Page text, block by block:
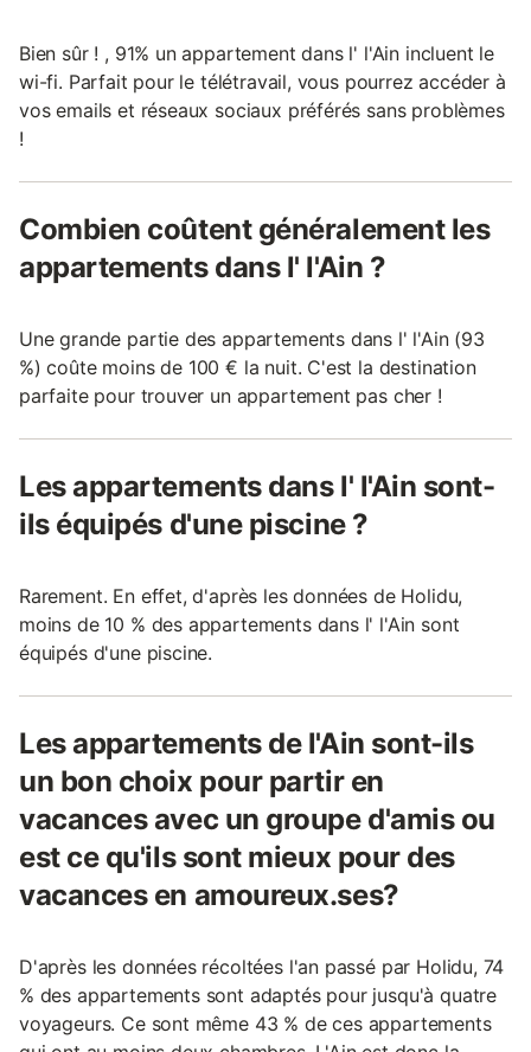
Bien sûr ! , 91% un appartement dans l' l'Ain incluent le
wi-fi. Parfait pour le télétravail, vous pourrez accéder à
vos emails et réseaux sociaux préférés sans problèmes
!
Combien coûtent généralement les
appartements dans l' l'Ain ?
Une grande partie des appartements dans l' l'Ain (93
%) coûte moins de 100 € la nuit. C'est la destination
parfaite pour trouver un appartement pas cher !
Les appartements dans l' l'Ain sont-
ils équipés d'une piscine ?
Rarement. En effet, d'après les données de Holidu,
moins de 10 % des appartements dans l' l'Ain sont
équipés d'une piscine.
Les appartements de l'Ain sont-ils
un bon choix pour partir en
vacances avec un groupe d'amis ou
est ce qu'ils sont mieux pour des
vacances en amoureux.ses?
D'après les données récoltées l'an passé par Holidu, 74
% des appartements sont adaptés pour jusqu'à quatre
voyageurs. Ce sont même 43 % de ces appartements